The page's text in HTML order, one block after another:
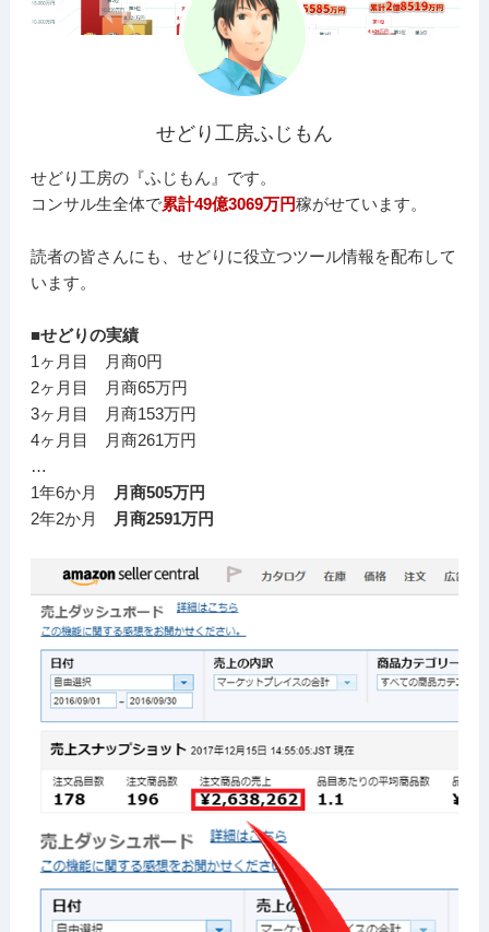
せどり工房ふじもん
せどり工房の『ふじもん』です。
コンサル生全体で累計49億3069万円稼がせています。
読者の皆さんにも、せどりに役立つツール情報を配布して
います。
■せどりの実績
1ヶ月目 月商0円
2ヶ月目 月商65万円
3ヶ月目 月商153万円
4ヶ月目 月商261万円
…
1年6か月
月商505万円
2年2か月
月商2591万円